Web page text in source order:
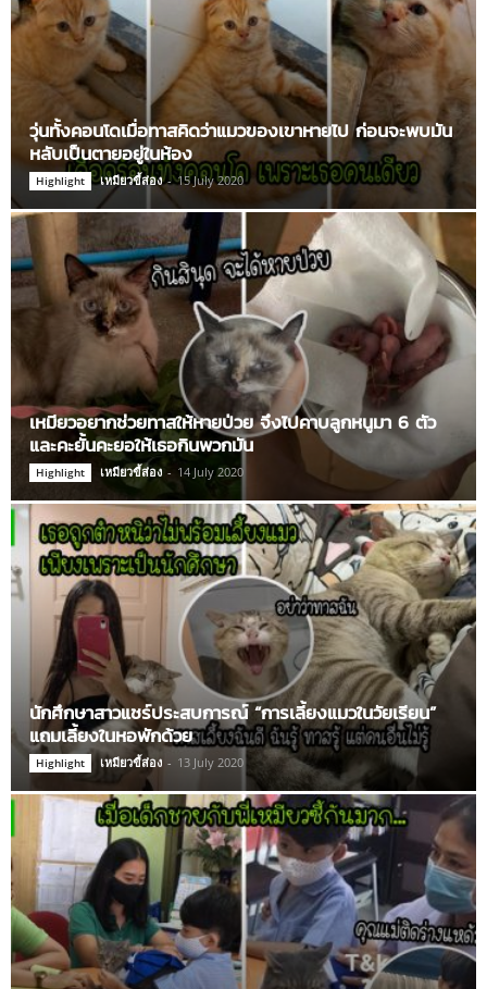
วุ่นทั้งคอนโดเมื่อทาสคิดว่าแมวของเขาหายไป ก่อนจะพบมัน
หลับเป็นตายอยู่ในห้อง
Highlight เหมียวขี้ส่อง - 15 July 2020
เหมียวอยากช่วยทาสให้หายป่วย จึงไปคาบลูกหนูมา 6 ตัว
และคะยั้นคะยอให้เธอกินพวกมัน
Highlight เหมียวขี้ส่อง - 14 July 2020
นักศึกษาสาวแชร์ประสบการณ์ “การเลี้ยงแมวในวัยเรียน”
แถมเลี้ยงในหอพักด้วย
Highlight เหมียวขี้ส่อง - 13 July 2020